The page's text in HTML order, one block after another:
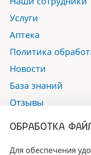
Услуги
Аптека
Политика
Новости
База знаний
Отзывы
ОБРАБОТКА
Для обеспечения